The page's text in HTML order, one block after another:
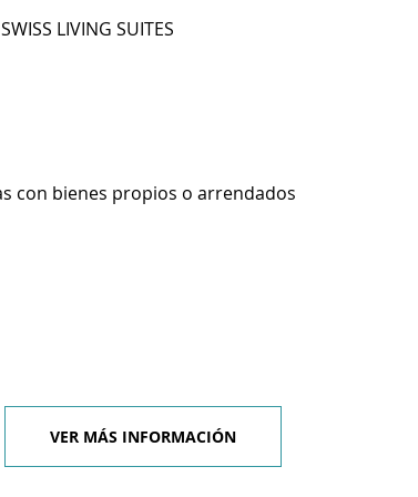
LIVING SUITES
con bienes propios o arrendados
VER MÁS INFORMACIÓN